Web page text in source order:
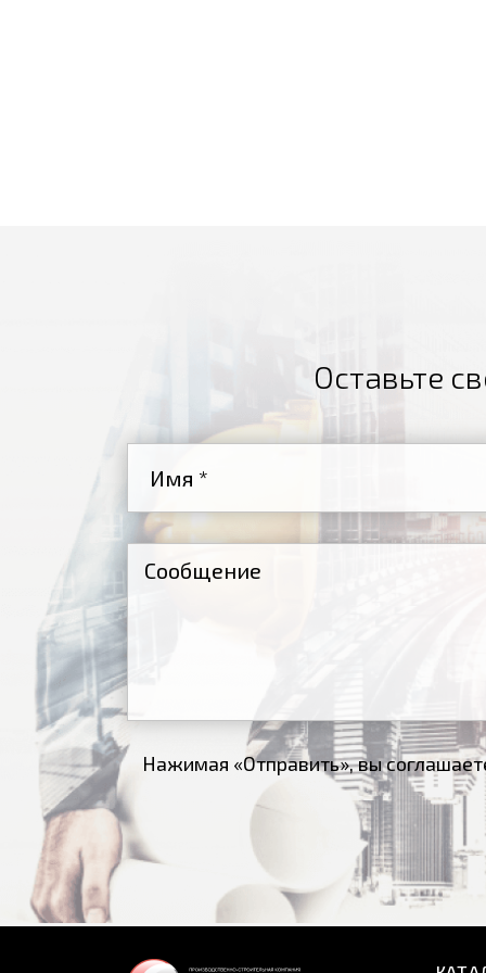
Оставьте
Нажимая «Отправить», вы